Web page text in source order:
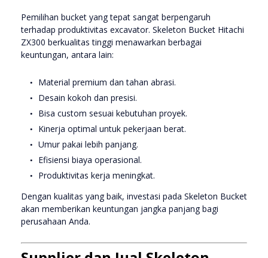
Pemilihan bucket yang tepat sangat berpengaruh
terhadap produktivitas excavator. Skeleton Bucket Hitachi
ZX300 berkualitas tinggi menawarkan berbagai
keuntungan, antara lain:
Material premium dan tahan abrasi.
Desain kokoh dan presisi.
Bisa custom sesuai kebutuhan proyek.
Kinerja optimal untuk pekerjaan berat.
Umur pakai lebih panjang.
Efisiensi biaya operasional.
Produktivitas kerja meningkat.
Dengan kualitas yang baik, investasi pada Skeleton Bucket
akan memberikan keuntungan jangka panjang bagi
perusahaan Anda.